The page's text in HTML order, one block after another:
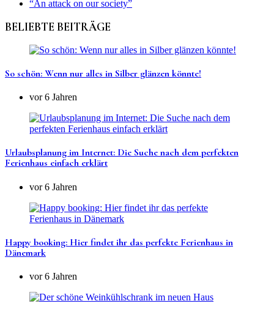
“An attack on our society”
BELIEBTE BEITRÄGE
So schön: Wenn nur alles in Silber glänzen könnte!
vor 6 Jahren
Urlaubsplanung im Internet: Die Suche nach dem perfekten
Ferienhaus einfach erklärt
vor 6 Jahren
Happy booking: Hier findet ihr das perfekte Ferienhaus in
Dänemark
vor 6 Jahren